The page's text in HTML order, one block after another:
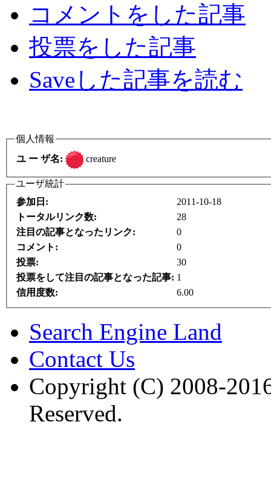
コメントをした記事
投票をした記事
Saveした記事を読む
個人情報
ユ ー ザ名:
creature
ユーザ統計
参加日:
2011-10-18
トータルリンク数:
28
注目の記事となったリンク:
0
コメント:
0
投票:
30
投票をして注目の記事となった記事: 1
信用度数:
6.00
Search Engine Land
Contact Us
Copyright (C) 2008-
Reserved.